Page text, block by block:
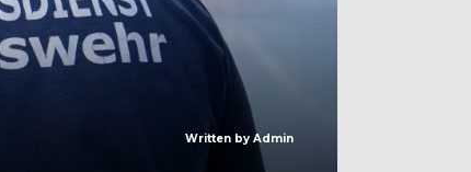
Written by Admin